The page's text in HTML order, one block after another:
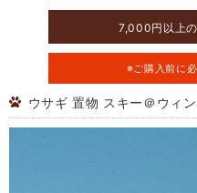
7,000円以上
※ご購入前に
ウサギ 置物 スキー＠ウィ